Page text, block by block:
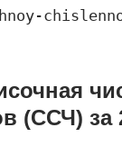
(ССЧ) за